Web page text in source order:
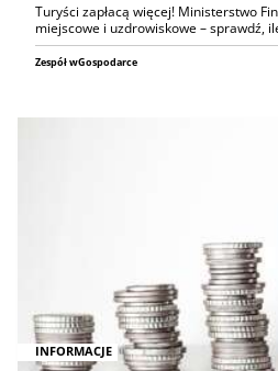
Turyści zapłacą więcej! Ministerstwo
miejscowe i uzdrowiskowe – sprawdź,
Zespół wGospodarce
INFORMACJE